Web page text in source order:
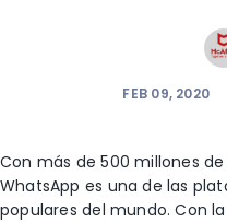
FEB 09, 2020
Con más de 500 millones
WhatsApp es una de las
populares del mundo. Con